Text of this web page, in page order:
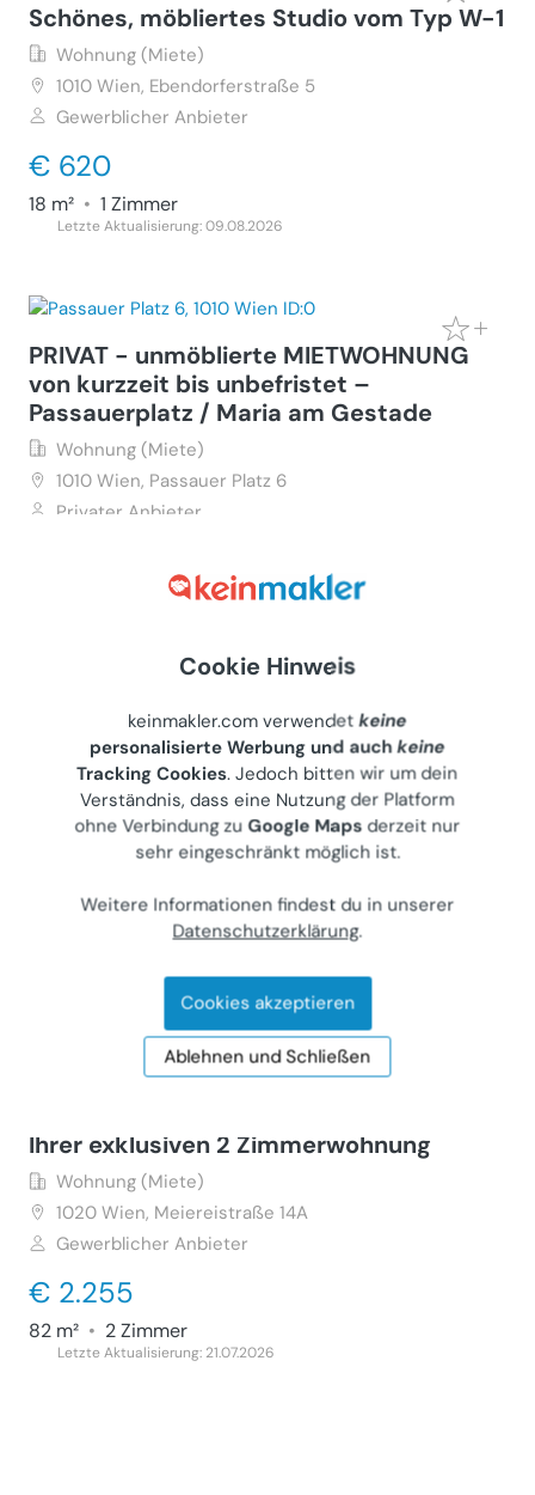
Schönes, möbliertes Studio vom Typ W-1
Wohnung (Miete)
1010 Wien, Ebendorferstraße 5
Gewerblicher Anbieter
€ 620
18 m² • 1 Zimmer
Letzte Aktualisierung: 09.08.2026
PRIVAT - unmöblierte MIETWOHNUNG
von kurzzeit bis unbefristet –
Passauerplatz / Maria am Gestade
Wohnung (Miete)
1010 Wien, Passauer Platz 6
Privater Anbieter
2.5 Zimmer
Top Aussicht über Wien beim Prater, mit
Ihrer exklusiven 3 Zimmerwohnung
Wohnung (Miete)
Wien, Meiereistraße 14A
Ihrer exklusiven 2 Zimmerwohnung
Wohnung (Miete)
1020 Wien, Meiereistraße 14A
Gewerblicher Anbieter
€ 2.255
82 m² • 2 Zimmer
Letzte Aktualisierung: 21.07.2026
Cookie Hinweis
keinmakler.com verwendetkeine
personalisierte Werbung und auchkeine
Tracking Cookies. Jedoch bitten wir um dein
Verständnis, dass eine Nutzung der Platform
ohne Verbindung zuGoogle Maps derzeit nur
sehr eingeschränkt möglich ist.
Weitere Informationen findest du in unserer
Datenschutzerklärung.
Cookies akzeptieren
Ablehnen und Schließen